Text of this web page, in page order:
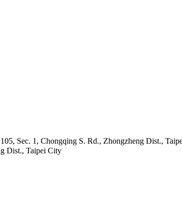
Sec. 1, Chongqing S. Rd., Zhongzheng Dist.,
Dist., Taipei City